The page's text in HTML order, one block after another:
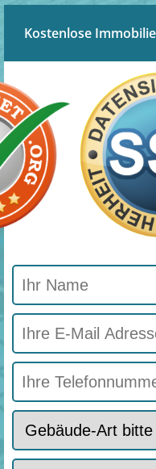
Kostenlose